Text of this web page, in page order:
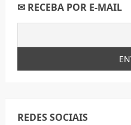
✉ RECEBA POR E-MAIL
REDES SOCIAIS